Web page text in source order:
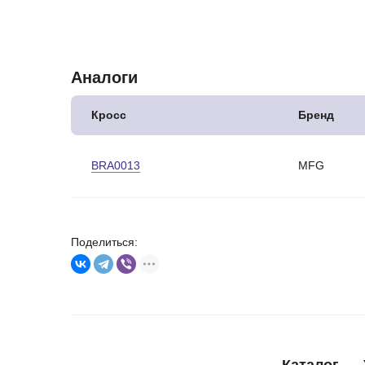
Аналоги
Кросс Бренд
BRA0013 MFG
Поделиться: